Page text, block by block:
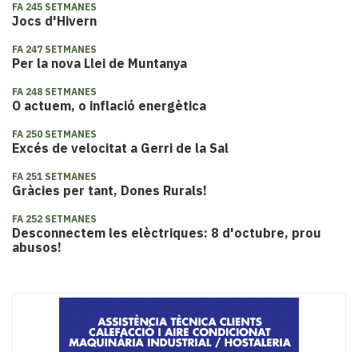
FA 245 SETMANES
Jocs d'Hivern
FA 247 SETMANES
Per la nova Llei de Muntanya
FA 248 SETMANES
O actuem, o inflació energètica
FA 250 SETMANES
Excés de velocitat a Gerri de la Sal
FA 251 SETMANES
Gràcies per tant, Dones Rurals!
FA 252 SETMANES
Desconnectem les elèctriques: 8 d'octubre, prou
abusos!